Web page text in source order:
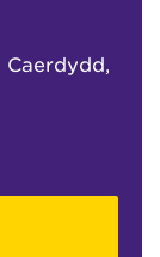
Caerdydd,